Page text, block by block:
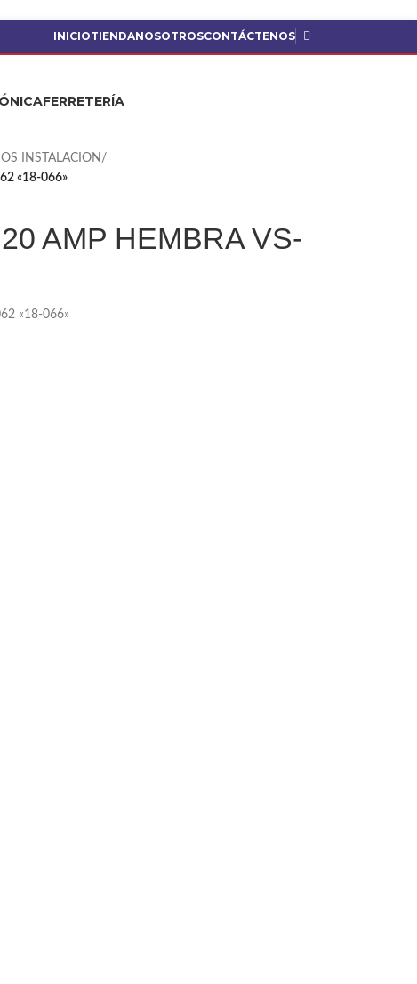
INICIOTIENDANOSOTROSCONTÁCTENOS
FERRETERÍA
INSTALACION /
«18-066»
AMP HEMBRA VS-
«18-066»